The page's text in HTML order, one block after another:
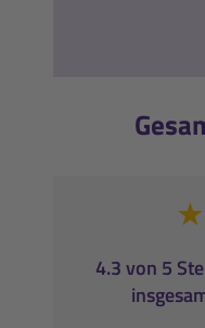
4.3 von 5